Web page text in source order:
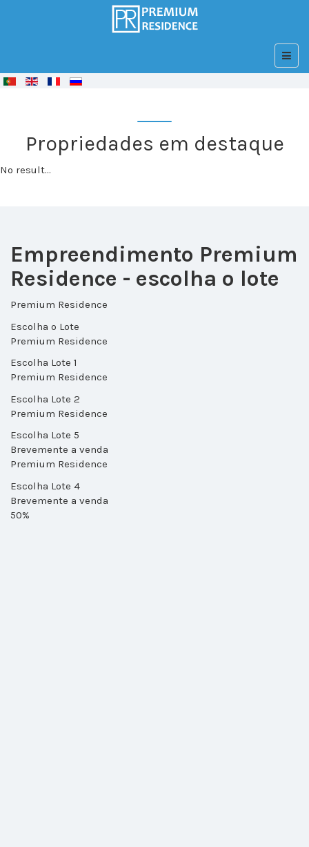
© FreeJoomla! 3 Modules
Propriedades em destaque
No result...
Empreendimento Premium
Residence - escolha o lote
Premium Residence
Escolha o Lote
Premium Residence
Escolha Lote 1
Premium Residence
Escolha Lote 2
Premium Residence
Escolha Lote 5
Brevemente a venda
Premium Residence
Escolha Lote 4
Brevemente a venda
50%